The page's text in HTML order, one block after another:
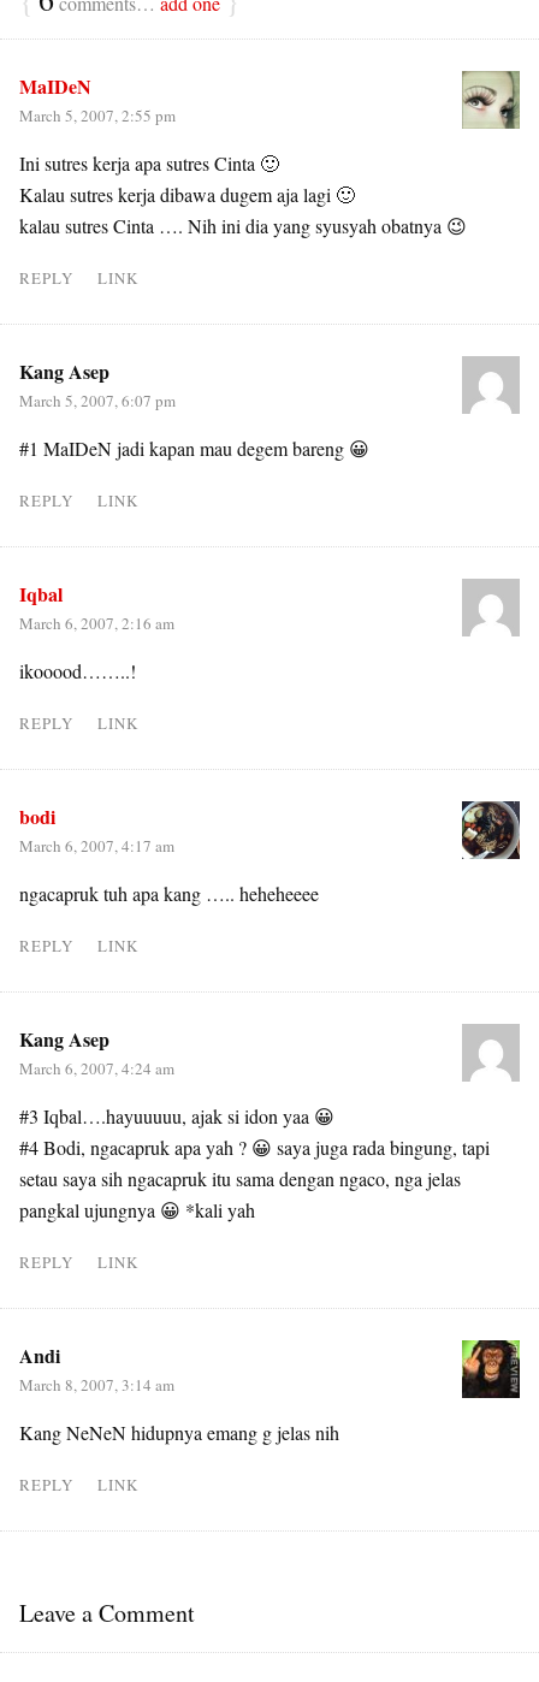
MaIDeN
March 5, 2007, 2:55 pm
Ini sutres kerja apa sutres Cinta 🙂
Kalau sutres kerja dibawa dugem aja lagi 🙂
kalau sutres Cinta …. Nih ini dia yang syusyah obatnya 😉
REPLY LINK
Kang Asep
March 5, 2007, 6:07 pm
#1 MaIDeN jadi kapan mau degem bareng 😀
REPLY LINK
Iqbal
March 6, 2007, 2:16 am
ikooood……..!
REPLY LINK
bodi
March 6, 2007, 4:17 am
ngacapruk tuh apa kang ….. heheheeee
REPLY LINK
Kang Asep
March 6, 2007, 4:24 am
#3 Iqbal….hayuuuuu, ajak si idon yaa 😀
#4 Bodi, ngacapruk apa yah ? 😀 saya juga rada bingung, tapi
setau saya sih ngacapruk itu sama dengan ngaco, nga jelas
pangkal ujungnya 😀 *kali yah
REPLY LINK
Andi
March 8, 2007, 3:14 am
Kang NeNeN hidupnya emang g jelas nih
REPLY LINK
Leave a Comment